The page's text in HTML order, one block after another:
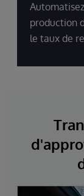
production
le taux de